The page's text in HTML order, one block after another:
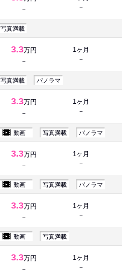
－
－
写真満載
3.3万円
－
1ヶ月
－
写真満載 パノラマ
3.3万円
－
1ヶ月
－
動画 写真満載 パノラマ
3.3万円
－
1ヶ月
－
動画 写真満載 パノラマ
3.3万円
－
1ヶ月
－
動画 写真満載
3.3万円
－
1ヶ月
－